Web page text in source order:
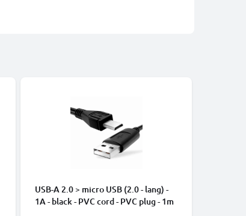
USB-A 2.0 > micro USB (2.0 - lang) -
1A - black - PVC cord - PVC plug - 1m